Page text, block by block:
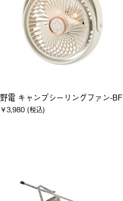
野電 キャンプシーリングファン-BF
￥3,980 (税込)